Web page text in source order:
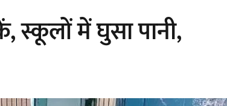
स्कूलों में घुसा पानी,